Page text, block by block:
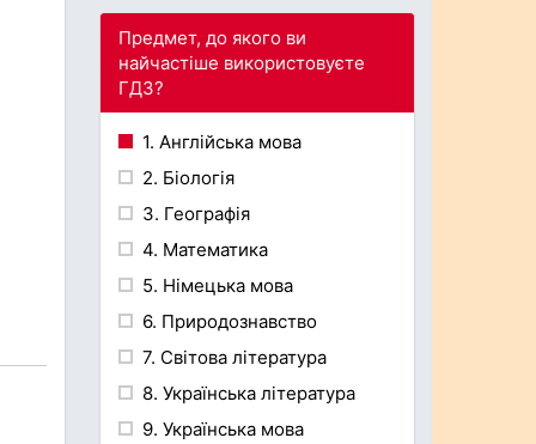
Предмет, до якого ви
найчастіше використовуєте
ГДЗ?
1. Англійська мова
2. Біологія
3. Географія
4. Математика
5. Німецька мова
6. Природознавство
7. Світова література
8. Українська література
9. Українська мова